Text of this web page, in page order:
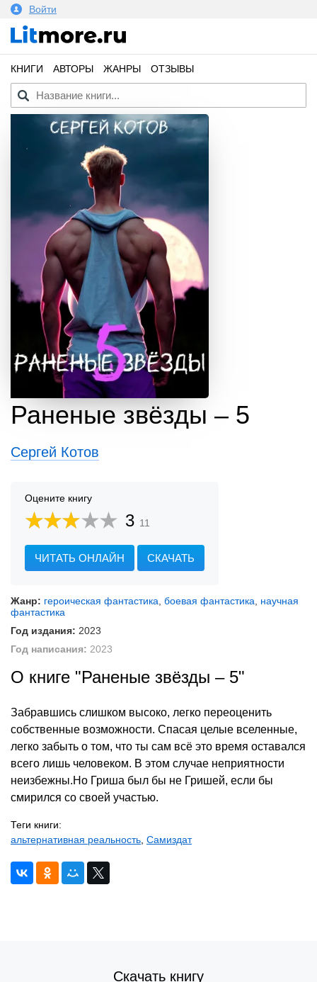
Войти
КНИГИ АВТОРЫ ЖАНРЫ ОТЗЫВЫ
Раненые звёзды – 5
Сергей Котов
Оцените книгу
3 11
ЧИТАТЬ ОНЛАЙН СКАЧАТЬ
Жанр: героическая фантастика боевая фантастика
научная
фантастика
Год издания: 2023
Год написания: 2023
О книге "Раненые звёзды – 5"
Забравшись слишком высоко, легко переоценить
собственные возможности. Спасая целые вселенные,
легко забыть о том, что ты сам всё это время оставался
всего лишь человеком. В этом случае неприятности
неизбежны.Но Гриша был бы не Гришей, если бы
смирился со своей участью.
Теги книги:
альтернативная реальность Самиздат
Скачать книгу